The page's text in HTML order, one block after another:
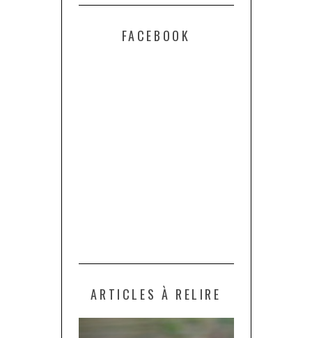
FACEBOOK
ARTICLES À RELIRE